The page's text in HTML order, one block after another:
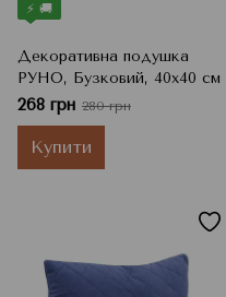
⚡ 🚚
Декоративна подушка
РУНО, Бузковий, 40x40 см
268 грн 280 грн
Купити